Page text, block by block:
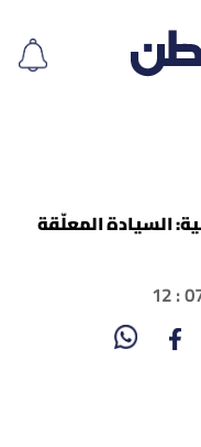
السيادة المعلّقة